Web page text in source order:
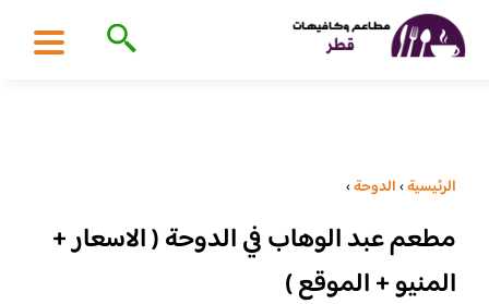
الرئيسية›الدوحة›
مطعم عبد الوهاب في الدوحة ( الاسعار +
المنيو + الموقع )